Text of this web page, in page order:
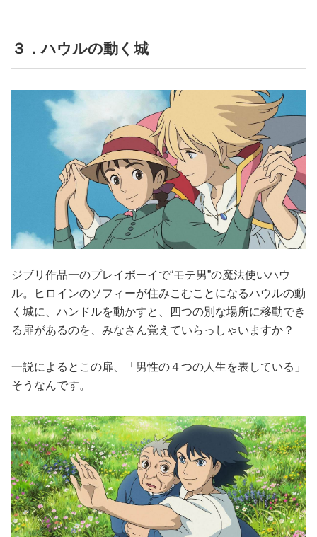
３．ハウルの動く城
ジブリ作品一のプレイボーイで“モテ男”の魔法使いハウ
ル。ヒロインのソフィーが住みこむことになるハウルの動
く城に、ハンドルを動かすと、四つの別な場所に移動でき
る扉があるのを、みなさん覚えていらっしゃいますか？
一説によるとこの扉、「男性の４つの人生を表している」
そうなんです。